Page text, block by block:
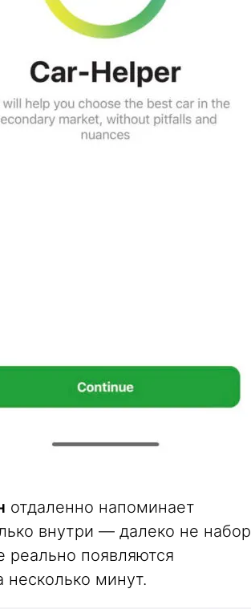
отдаленно напоминает
внутри — далеко не набор
реально появляются
минут.